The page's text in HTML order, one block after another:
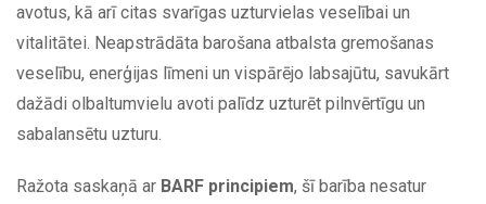
avotus, kā arī citas svarīgas uzturvielas veselībai un
vitalitātei. Neapstrādāta barošana atbalsta gremošanas
veselību, enerģijas līmeni un vispārējo labsajūtu, savukārt
dažādi olbaltumvielu avoti palīdz uzturēt pilnvērtīgu un
sabalansētu uzturu.
Ražota saskaņā ar BARF principiem, šī barība nesatur